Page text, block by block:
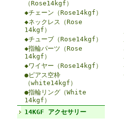
（Rose14kgf）
◆チェーン（Rose14kgf）
◆ネックレス（Rose
14kgf）
◆チューブ（Rose14kgf）
◆指輪パーツ（Rose
14kgf）
◆ワイヤー（Rose14kgf）
●ピアス空枠
（white14kgf）
●指輪リング（White
14kgf）
14KGF アクセサリー